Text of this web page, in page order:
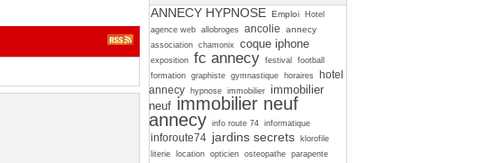
ANNECY HYPNOSE Emploi
Hotel
agence web allobroges ancolie annecy
association chamonix coque iphone
exposition fc annecy festival
football
formation graphiste gymnastique horaires
hotel
annecy
hypnose immobilier immobilier
neuf immobilier neuf
annecy info route 74 informatique
inforoute74 jardins secrets
klorofile
literie
location opticien osteopathe parapente